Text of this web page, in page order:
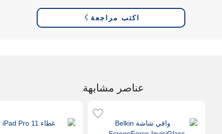
اكتب مراجعة
عناصر مشابهة